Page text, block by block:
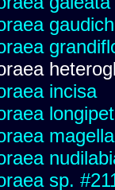
incisa
sp.